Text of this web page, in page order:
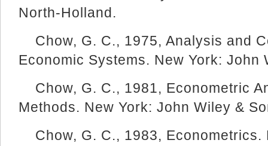
North-Holland.
Chow, G. C., 1975, Analysis and
Economic Systems. New York: John
Chow, G. C., 1981, Econometric
Methods. New York: John Wiley &
Chow, G. C., 1983, Econometrics.